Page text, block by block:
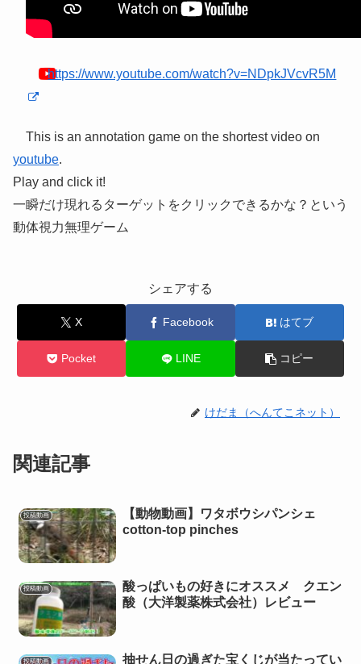
https://www.youtube.com/watch?v=NDpkJVcvR5M
This is an annotation game on the shortest video on
youtube.
Play and click it!
一瞬だけ現れるターゲットをクリックできるかな？という
動体視力無理ゲーム
シェアする
X Facebook はてブ
Pocket LINE コピー
けだま（へんてこネット）
関連記事
投稿動画
【動物動画】ワタボウシパンシェ
cotton-top pinches
投稿動画
酸っぱいもの好きにオススメ クエン
酸（大洋製薬株式会社）レビュー
投稿動画
抽せん日の過ぎた宝くじが当たってい